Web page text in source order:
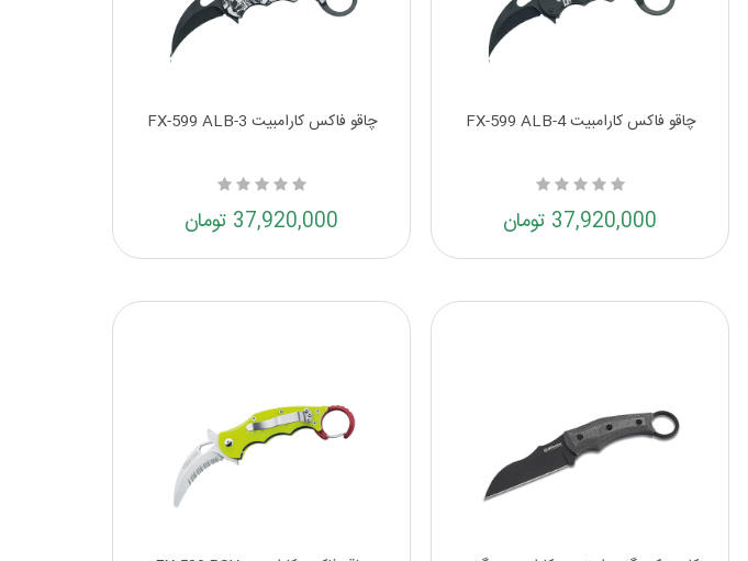
چاقو فاکس کارامبیت FX-599 ALB-4
37,920,000 تومان
چاقو فاکس کارامبیت FX-599 ALB-3
37,920,000 تومان